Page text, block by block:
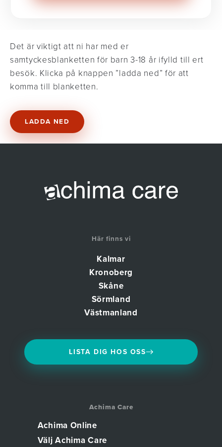
Det är viktigt att ni har med er
samtyckesblanketten för barn 3-18 år ifylld till ert
besök. Klicka på knappen ”ladda ned” för att
komma till blanketten.
LADDA NED
Här finns vi
Kalmar
Kronoberg
Skåne
Sörmland
Västmanland
LISTA DIG HOS OSS
Achima Care
Achima Online
Välj Achima Care